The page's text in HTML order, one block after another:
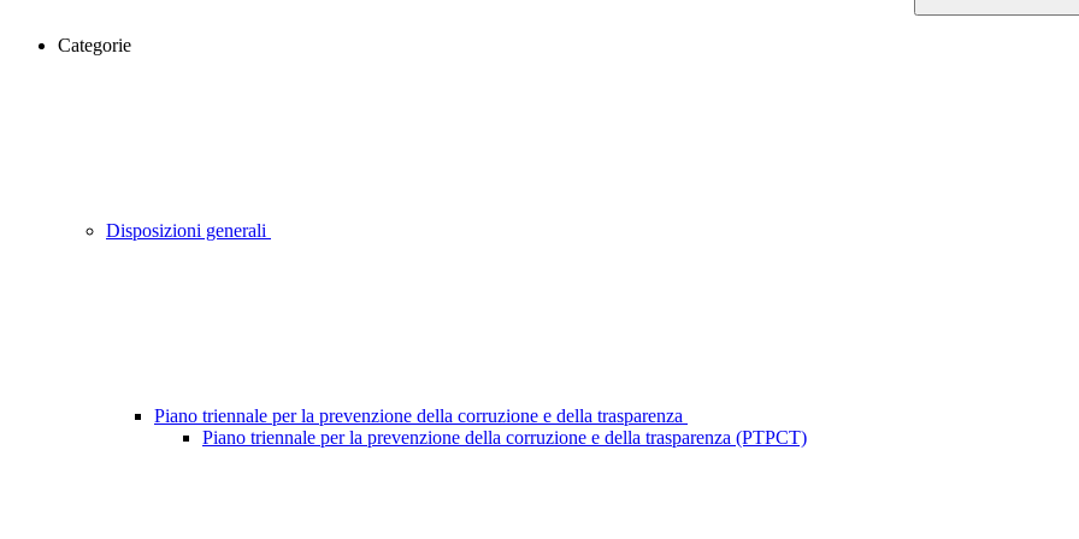
Categorie
Disposizioni generali
Piano triennale per la prevenzione della corruzione e della trasparenza
Piano triennale per la prevenzione della corruzione e della trasparenza (PTPCT)